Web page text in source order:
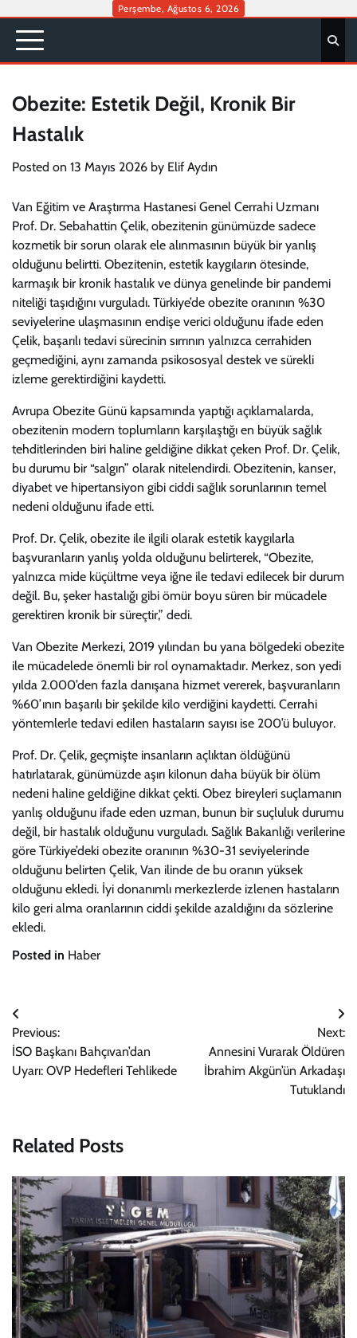
content
Perşembe, Ağustos 6, 2026
Obezite: Estetik Değil, Kronik Bir
Hastalık
Posted on 13 Mayıs 2026 by Elif Aydın
Van Eğitim ve Araştırma Hastanesi Genel Cerrahi Uzmanı
Prof. Dr. Sebahattin Çelik, obezitenin günümüzde sadece
kozmetik bir sorun olarak ele alınmasının büyük bir yanlış
olduğunu belirtti. Obezitenin, estetik kaygıların ötesinde,
karmaşık bir kronik hastalık ve dünya genelinde bir pandemi
niteliği taşıdığını vurguladı. Türkiye’de obezite oranının %30
seviyelerine ulaşmasının endişe verici olduğunu ifade eden
Çelik, başarılı tedavi sürecinin sırrının yalnızca cerrahiden
geçmediğini, aynı zamanda psikososyal destek ve sürekli
izleme gerektirdiğini kaydetti.
Avrupa Obezite Günü kapsamında yaptığı açıklamalarda,
obezitenin modern toplumların karşılaştığı en büyük sağlık
tehditlerinden biri haline geldiğine dikkat çeken Prof. Dr. Çelik,
bu durumu bir “salgın” olarak nitelendirdi. Obezitenin, kanser,
diyabet ve hipertansiyon gibi ciddi sağlık sorunlarının temel
nedeni olduğunu ifade etti.
Prof. Dr. Çelik, obezite ile ilgili olarak estetik kaygılarla
başvuranların yanlış yolda olduğunu belirterek, “Obezite,
yalnızca mide küçültme veya iğne ile tedavi edilecek bir durum
değil. Bu, şeker hastalığı gibi ömür boyu süren bir mücadele
gerektiren kronik bir süreçtir,” dedi.
Van Obezite Merkezi, 2019 yılından bu yana bölgedeki obezite
ile mücadelede önemli bir rol oynamaktadır. Merkez, son yedi
yılda 2.000’den fazla danışana hizmet vererek, başvuranların
%60’ının başarılı bir şekilde kilo verdiğini kaydetti. Cerrahi
yöntemlerle tedavi edilen hastaların sayısı ise 200’ü buluyor.
Prof. Dr. Çelik, geçmişte insanların açlıktan öldüğünü
hatırlatarak, günümüzde aşırı kilonun daha büyük bir ölüm
nedeni haline geldiğine dikkat çekti. Obez bireyleri suçlamanın
yanlış olduğunu ifade eden uzman, bunun bir suçluluk durumu
değil, bir hastalık olduğunu vurguladı. Sağlık Bakanlığı verilerine
göre Türkiye’deki obezite oranının %30-31 seviyelerinde
olduğunu belirten Çelik, Van ilinde de bu oranın yüksek
olduğunu ekledi. İyi donanımlı merkezlerde izlenen hastaların
kilo geri alma oranlarının ciddi şekilde azaldığını da sözlerine
ekledi.
Posted in Haber
Yazı
gezinmesi
Previous:
İSO Başkanı Bahçıvan’dan
Uyarı: OVP Hedefleri Tehlikede
Next:
Annesini Vurarak Öldüren
İbrahim Akgün’ün Arkadaşı
Tutuklandı
Related Posts